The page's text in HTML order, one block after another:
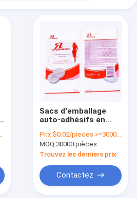
Sacs d'emballage
auto-adhésifs en
Gravure Impression
Taille personnalisée
avec logo
Prix:$0.02/pieces >=30000 pieces
MOQ:30000 pièces
Trouvez les derniers prix
Contactez